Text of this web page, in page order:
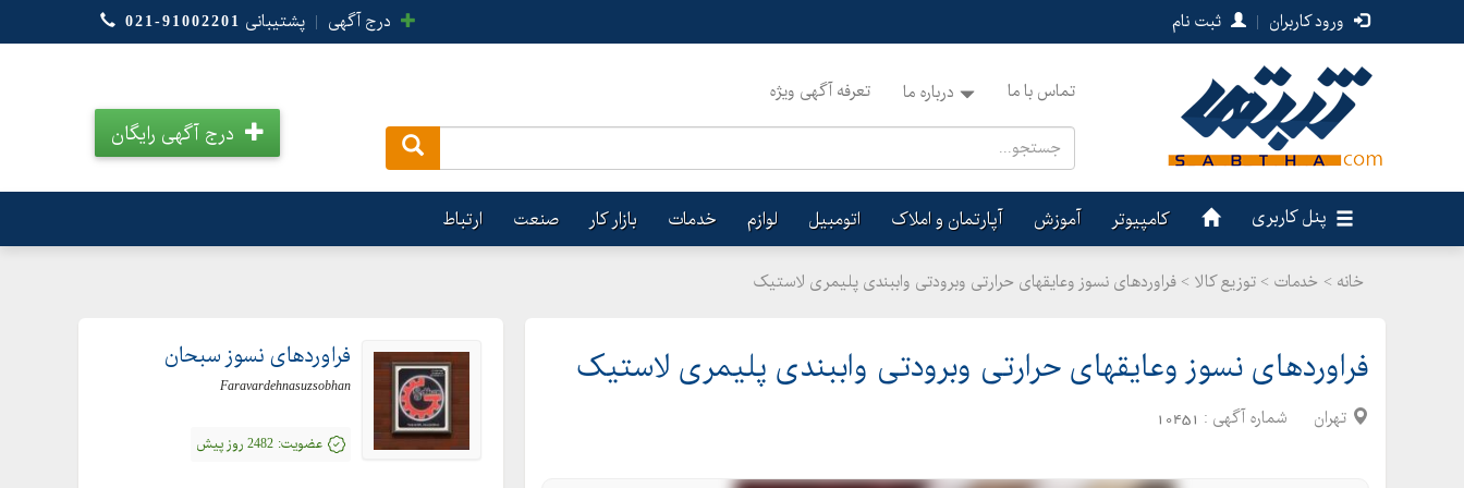
ورود کاربران | ثبت نام درج آگهی | پشتیبانی 021-91002201
تماس با ما درباره ما تعرفه آگهی ویژه
درج آگهی رایگان
پنل کاربری کامپیوتر آموزش آپارتمان و املاک اتومبیل لوازم خدمات بازار کار صنعت ارتباط
خانه > خدمات > توزیع کالا > فراوردهای نسوز وعایقهای حرارتی وبرودتی واببندی پلیمری لاستیک
فراوردهای نسوز وعایقهای حرارتی وبرودتی واببندی پلیمری لاستیک
تهران شماره آگهی : 10451
فراوردهای نسوز سبحان
Faravardehnasuzsobhan
عضویت: 2482 روز پیش